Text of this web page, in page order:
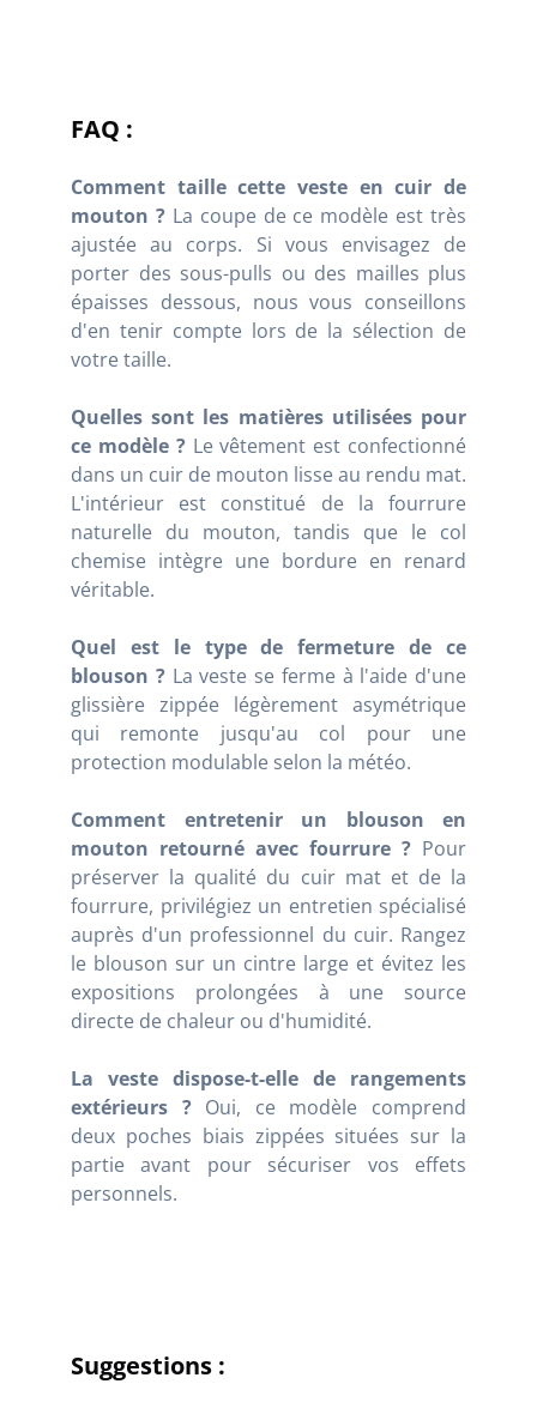
FAQ :
Comment taille cette veste en cuir de
mouton ? La coupe de ce modèle est très
ajustée au corps. Si vous envisagez de
porter des sous-pulls ou des mailles plus
épaisses dessous, nous vous conseillons
d'en tenir compte lors de la sélection de
votre taille.
Quelles sont les matières utilisées pour
ce modèle ? Le vêtement est confectionné
dans un cuir de mouton lisse au rendu mat.
L'intérieur est constitué de la fourrure
naturelle du mouton, tandis que le col
chemise intègre une bordure en renard
véritable.
Quel est le type de fermeture de ce
blouson ? La veste se ferme à l'aide d'une
glissière zippée légèrement asymétrique
qui remonte jusqu'au col pour une
protection modulable selon la météo.
Comment entretenir un blouson en
mouton retourné avec fourrure ? Pour
préserver la qualité du cuir mat et de la
fourrure, privilégiez un entretien spécialisé
auprès d'un professionnel du cuir. Rangez
le blouson sur un cintre large et évitez les
expositions prolongées à une source
directe de chaleur ou d'humidité.
La veste dispose-t-elle de rangements
extérieurs ? Oui, ce modèle comprend
deux poches biais zippées situées sur la
partie avant pour sécuriser vos effets
personnels.
Suggestions :